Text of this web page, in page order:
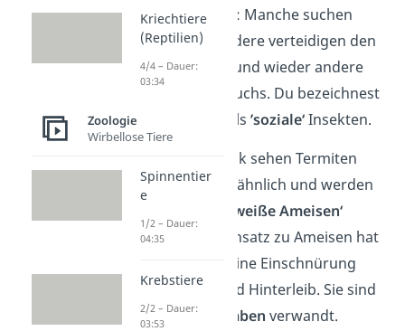
untereinander auf: Manche suchen
nach Nahrung, andere verteidigen den
Staat vor Feinden und wieder andere
sorgen für Nachwuchs. Du bezeichnest
sie deshalb auch als’soziale‘Insekten.
Auf den ersten Blick sehen Termiten
den Ameisen sehr ähnlich und werden
‚weiße Ameisen‘
genannt. Im Gegensatz zu Ameisen hat
ihr Körper aber keine Einschnürung
zwischen Brust und Hinterleib. Sie sind
viel näher mit
Schaben verwandt.
Kriechtiere
(Reptilien)
4/4 – Dauer:
03:34
Zoologie
Wirbellose Tiere
Spinnentier
e
1/2 – Dauer:
04:35
Krebstiere
2/2 – Dauer:
03:53